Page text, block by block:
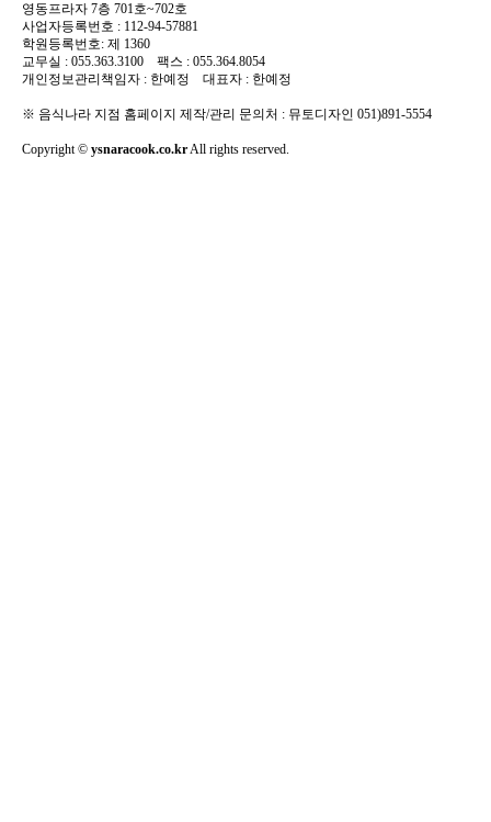
영동프라자 7층 701호~702호
사업자등록번호 : 112-94-57881
학원등록번호: 제 1360
교무실 : 055.363.3100 팩스 : 055.364.8054
개인정보관리책임자 : 한예정 대표자 : 한예정
※ 음식나라 지점 홈페이지 제작/관리 문의처 : 뮤토디자인 051)891-5554
Copyright © ysnaracook.co.krAll rights reserved.